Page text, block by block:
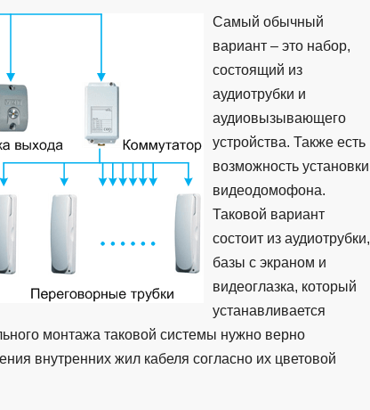
Самый обычный
вариант – это набор,
состоящий из
аудиотрубки и
аудиовызывающего
устройства. Также есть
возможность установки
видеодомофона.
Таковой вариант
состоит из аудиотрубки,
базы с экраном и
видеоглазка, который
устанавливается
монтажа таковой системы нужно верно
внутренних жил кабеля согласно их цветовой